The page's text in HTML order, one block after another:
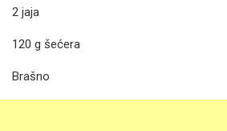
2 jaja
120 g šećera
Brašno